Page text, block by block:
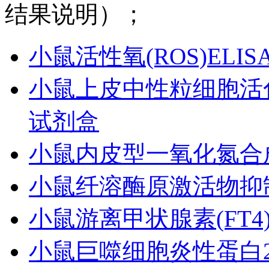
结果说明）；
小鼠活性氧
小鼠上皮中性粒细胞
试剂盒
小鼠内皮型一氧化氮
小鼠纤溶酶原激活物
小鼠游离甲状腺素
小鼠巨噬细胞炎性蛋